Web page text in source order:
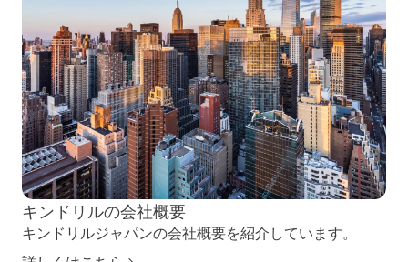
キンドリルの会社概要
キンドリルジャパンの会社概要を紹介しています。